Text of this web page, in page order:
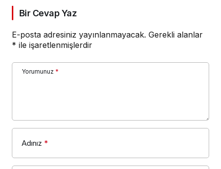
Bir Cevap Yaz
E-posta adresiniz yayınlanmayacak. Gerekli alanlar
* ile işaretlenmişlerdir
Yorumunuz *
Adınız *